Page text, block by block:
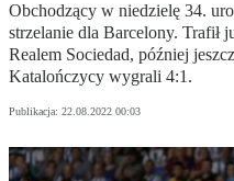
Obchodzący w niedzielę 34.
strzelanie dla Barcelony. Trafił
Realem Sociedad, później
Katalończycy wygrali 4:1.
Publikacja: 22.08.2022 00:03